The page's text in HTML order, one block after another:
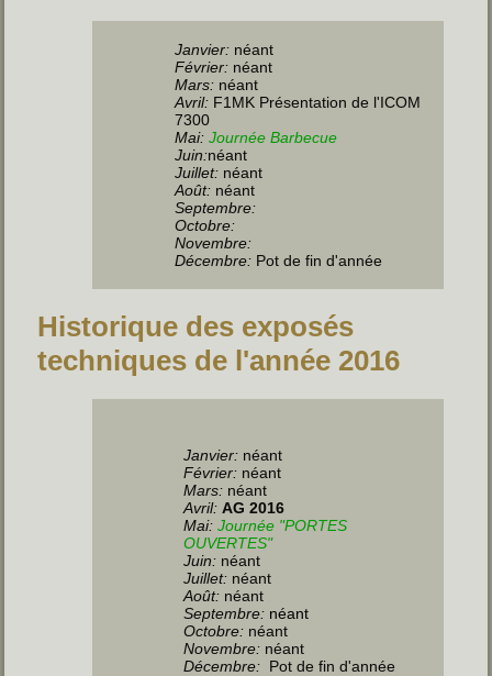
Janvier: néant
Février: néant
Mars: néant
Avril: F1MK Présentation de l'ICOM
7300
Mai: Journée Barbecue
Juin:néant
Juillet: néant
Août: néant
Septembre:
Octobre:
Novembre:
Décembre: Pot de fin d'année
Historique des exposés
techniques de l'année 2016
Janvier: néant
Février: néant
Mars: néant
Avril:AG 2016
Mai: Journée "PORTES
OUVERTES"
Juin: néant
Juillet: néant
Août: néant
Septembre: néant
Octobre: néant
Novembre: néant
Décembre: Pot de fin d'année